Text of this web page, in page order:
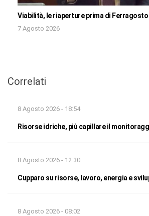
Viabilità, le riaperture prima di Ferragosto
7 Agosto 2026
Correlati
8 Agosto 2026 - 18:54
Risorse idriche, più capillare il
8 Agosto 2026 - 12:30
Cupparo su risorse, lavoro, energia e
8 Agosto 2026 - 08:02